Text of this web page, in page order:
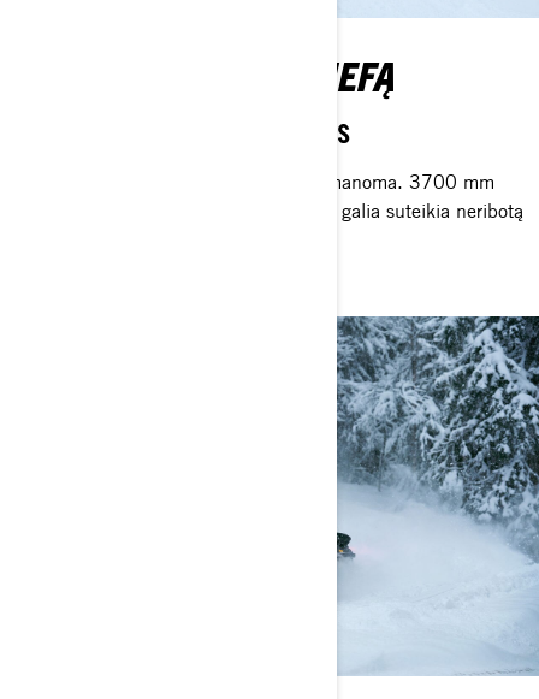
ĮVEIK BET KOKĮ RELJEFĄ
Aukščiausio lygio našumas
Su Xterrain nėra tokio dalyko kaip neįmanoma. 3700 mm
ilgio vikšras kartu su „Rotax®“ variklių galia suteikia neribotą